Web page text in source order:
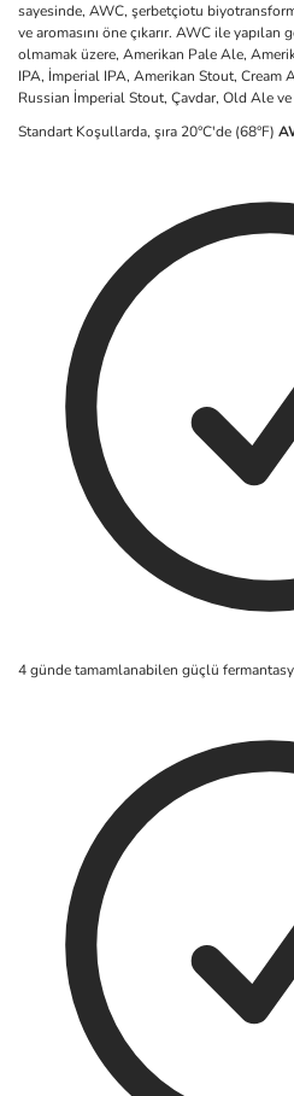
sayesinde, AWC, şerbetçiotu
ve aromasını öne çıkarır. AWC ile yapılan
olmamak üzere, Amerikan Pale Ale,
IPA, İmperial IPA, Amerikan Stout, Cream
Russian İmperial Stout, Çavdar, Old Ale
Standart Koşullarda, şıra 20°C'de (68°F)
4 günde tamamlanabilen güçlü